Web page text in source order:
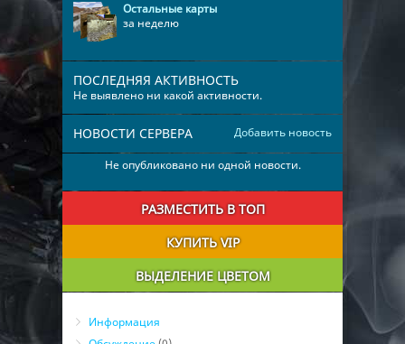
Остальные карты
за неделю
ПОСЛЕДНЯЯ АКТИВНОСТЬ
Не выявлено ни какой активности.
Добавить новость
НОВОСТИ СЕРВЕРА
Не опубликовано ни одной новости.
РАЗМЕСТИТЬ В ТОП
КУПИТЬ VIP
ВЫДЕЛЕНИЕ ЦВЕТОМ
Информация